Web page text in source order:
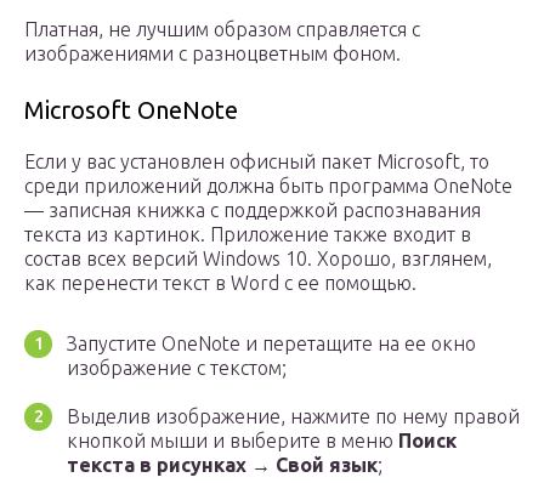
Платная, не лучшим образом справляется с
изображениями с разноцветным фоном.
Microsoft OneNote
Если у вас установлен офисный пакет Microsoft, то
среди приложений должна быть программа OneNote
— записная книжка с поддержкой распознавания
текста из картинок. Приложение также входит в
состав всех версий Windows 10. Хорошо, взглянем,
как перенести текст в Word с ее помощью.
Запустите OneNote и перетащите на ее окно
изображение с текстом;
Выделив изображение, нажмите по нему правой
кнопкой мыши и выберите в меню Поиск
текста в рисунках → Свой язык;